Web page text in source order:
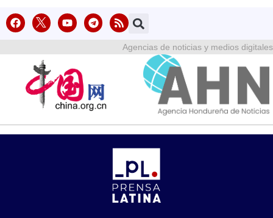
Agencias de noticias y medios digitales